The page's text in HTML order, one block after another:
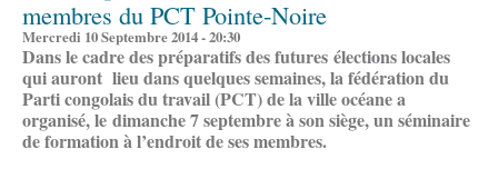
membres du PCT Pointe-Noire
Mercredi 10 Septembre 2014 - 20:30
Dans le cadre des préparatifs des futures élections locales
qui auront lieu dans quelques semaines, la fédération du
Parti congolais du travail (PCT) de la ville océane a
organisé, le dimanche 7 septembre à son siège, un séminaire
de formation à l’endroit de ses membres.